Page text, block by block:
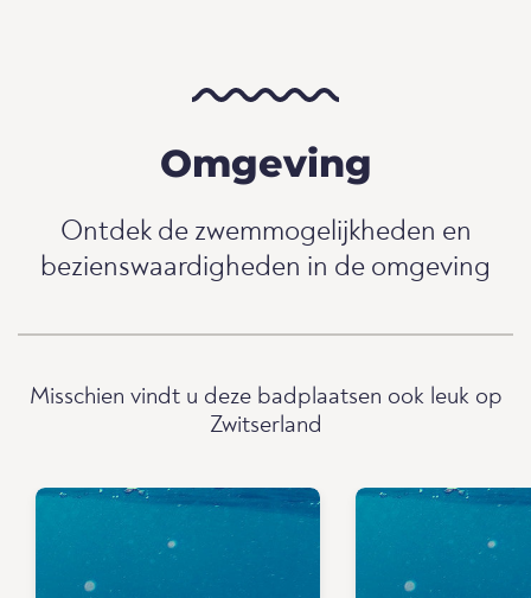
Omgeving
Ontdek de zwemmogelijkheden en
bezienswaardigheden in de omgeving
Misschien vindt u deze badplaatsen ook leuk op
Zwitserland